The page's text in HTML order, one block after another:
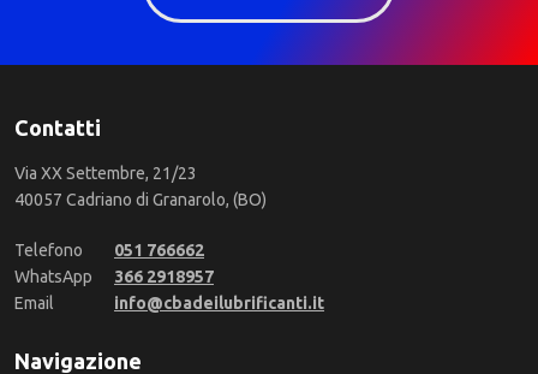
Contatti
Via XX Settembre, 21/23
40057 Cadriano di Granarolo, (BO)
Telefono
051 766662
WhatsApp
366 2918957
Email
info@cbadeilubrificanti.it
Navigazione